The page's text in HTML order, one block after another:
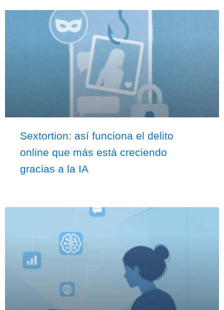
Sextortion: así funciona el delito
online que más está creciendo
gracias a la IA